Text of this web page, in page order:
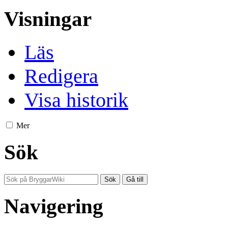
Visningar
Läs
Redigera
Visa historik
Mer
Sök
Navigering